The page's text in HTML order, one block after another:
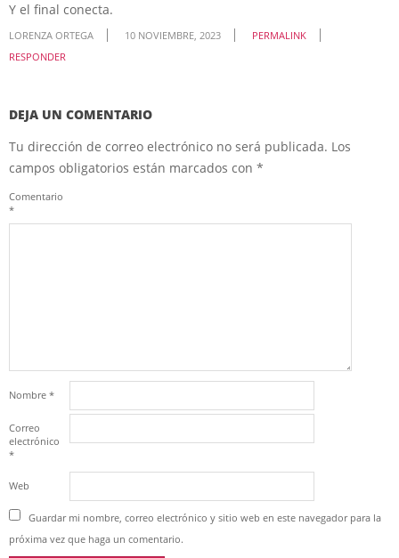
Y el final conecta.
LORENZA ORTEGA 10 NOVIEMBRE, 2023
PERMALINK
RESPONDER
DEJA UN COMENTARIO
Tu dirección de correo electrónico no será publicada. Los
campos obligatorios están marcados con *
Comentario
*
Nombre *
Correo
electrónico
*
Web
Guardar mi nombre, correo electrónico y sitio web en este navegador para la
próxima vez que haga un comentario.